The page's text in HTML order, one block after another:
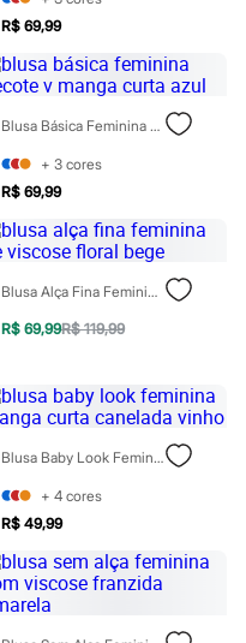
R$ 69,99
Blusa Básica Feminina Decote V Manga Curta Azul
+ 3 cores
R$ 69,99
Blusa Alça Fina Feminina De Viscose Floral Bege
R$ 69,99R$ 119,99
Blusa Baby Look Feminina Manga Curta Canelada Vinho
+ 4 cores
R$ 49,99